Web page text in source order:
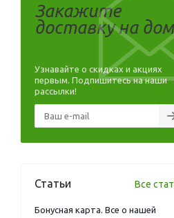
Закажите
доставку на
Узнавайте о скидках и акциях
первым. Подпишитесь на наши
рассылки!
Статьи Все
Бонусная карта. Все о нашей